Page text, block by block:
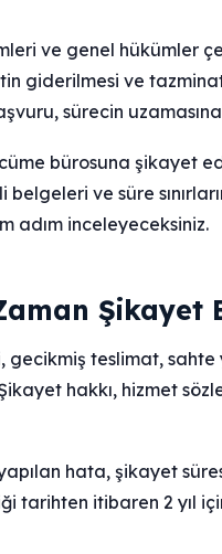
ve genel hükümler
giderilmesi ve tazminat
sürecin
bürosuna şikayet
ve süre
adım inceleyeceksiniz.
Şikayet
teslimat,
hakkı, hizmet
hata, şikayet
tarihten itibaren 2 yıl